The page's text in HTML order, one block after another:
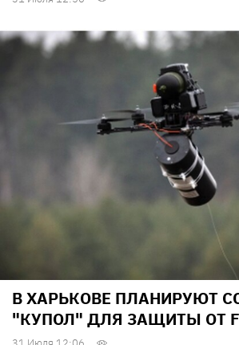
В ХАРЬКОВЕ ПЛАНИРУЮТ
"КУПОЛ" ДЛЯ ЗАЩИТЫ ОТ